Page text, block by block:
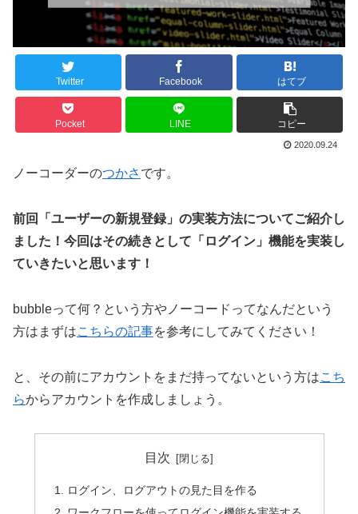
Twitter Facebook はてブ
Pocket LINE コピー
2020.09.24
ノーコーダーのつかさ です。
前回「ユーザーの新規登録」の実装方法についてご紹介し
ました！今回はその続きとして「ログイン」機能を実装し
ていきたいと思います！
bubbleって何？という方やノーコードってなんだという
方はまずはこちらの記事を参考にしてみてください！
と、その前にアカウントをまだ持ってないという方はこち
らからアカウントを作成しましょう。
目次
ログイン、ログアウトの見た目を作る